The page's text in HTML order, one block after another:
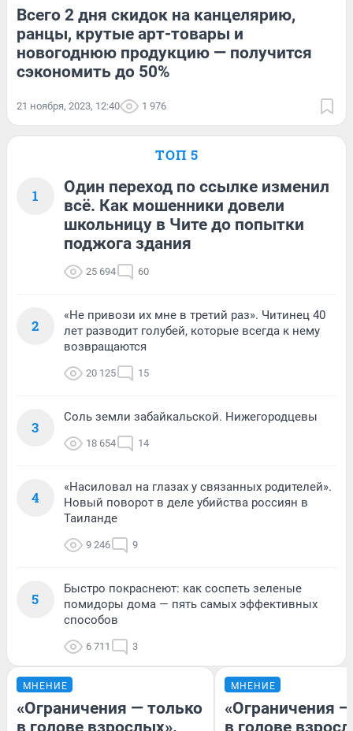
Всего 2 дня скидок на канцелярию,
ранцы, крутые арт-товары и
новогоднюю продукцию — получится
сэкономить до 50%
21 ноября, 2023, 12:40 1 976
ТОП 5
1
Один переход по ссылке изменил
всё. Как мошенники довели
школьницу в Чите до попытки
поджога здания
25 694 60
2
«Не привози их мне в третий раз». Читинец 40
лет разводит голубей, которые всегда к нему
возвращаются
20 125 15
3
Соль земли забайкальской. Нижегородцевы
18 654 14
4
«Насиловал на глазах у связанных родителей».
Новый поворот в деле убийства россиян в
Таиланде
9 246 9
5
Быстро покраснеют: как соспеть зеленые
помидоры дома — пять самых эффективных
способов
6 711 3
МНЕНИЕ
«Ограничения — только
МНЕНИЕ
«Ограничения